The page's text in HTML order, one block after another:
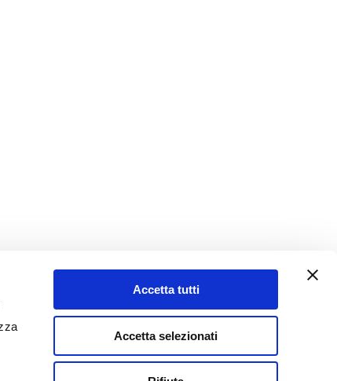
Accetta tutti
Accetta selezionati